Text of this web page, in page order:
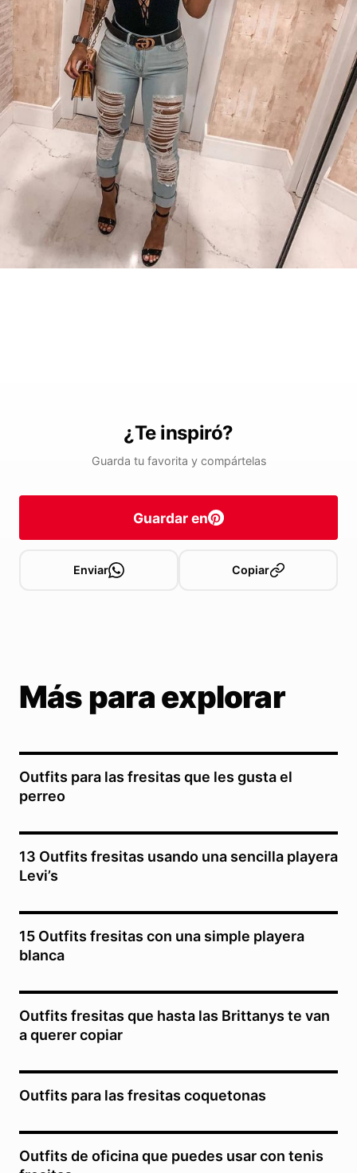
¿Te inspiró?
Guarda tu favorita y compártelas
Guardar en
Enviar Copiar
Más para explorar
Outfits para las fresitas que les gusta el
perreo
13 Outfits fresitas usando una sencilla playera
Levi’s
15 Outfits fresitas con una simple playera
blanca
Outfits fresitas que hasta las Brittanys te van
a querer copiar
Outfits para las fresitas coquetonas
Outfits de oficina que puedes usar con tenis